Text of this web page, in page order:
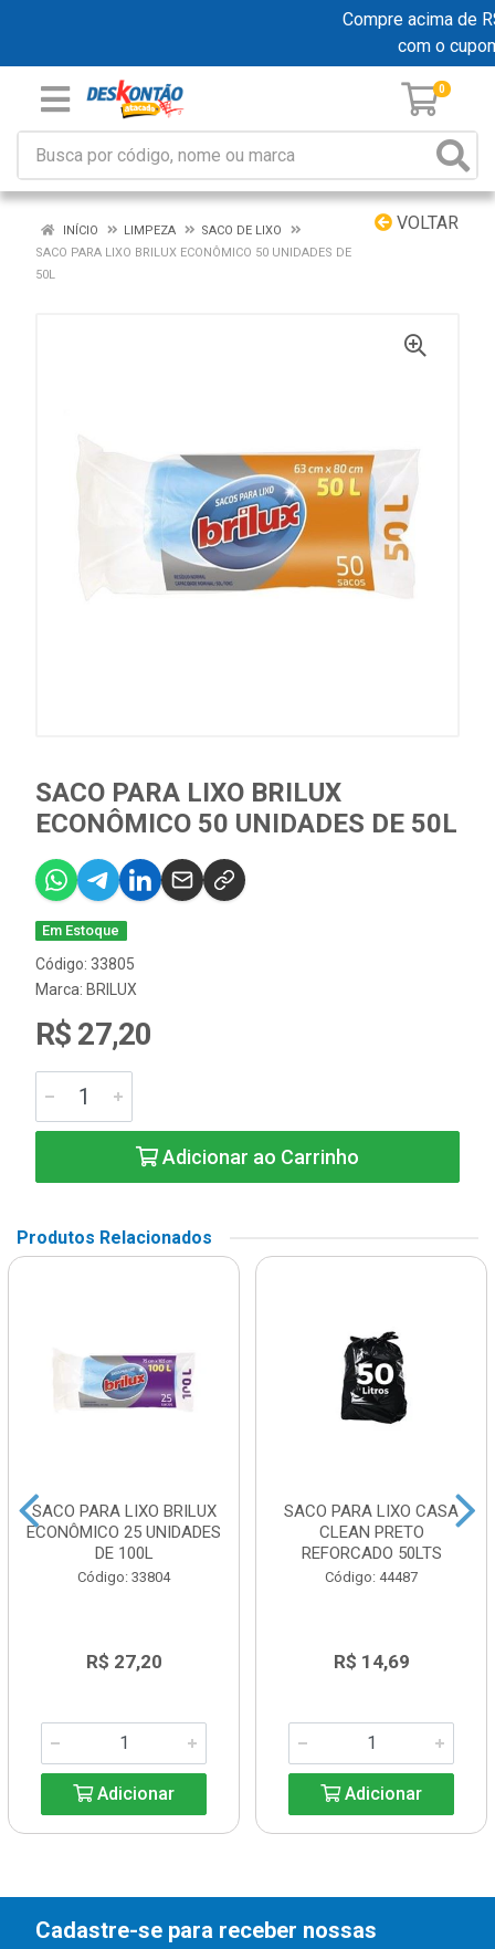
Compre acima de
com o
0
VOLTAR
INÍCIO LIMPEZA
SACO DE LIXO
SACO PARA LIXO BRILUX ECONÔMICO 50 UNIDADES DE
50L
SACO PARA LIXO BRILUX
ECONÔMICO 50 UNIDADES DE 50L
Em Estoque
Código: 33805
Marca: BRILUX
R$ 27,20
Adicionar ao Carrinho
Produtos Relacionados
SACO PARA LIXO BRILUX
ECONÔMICO 25 UNIDADES
DE 100L
Código: 33804
R$ 27,20
Adicionar
SACO PARA LIXO CASA
CLEAN PRETO
REFORCADO 50LTS
Código: 44487
R$ 14,69
Adicionar
Cadastre-se para receber nossas